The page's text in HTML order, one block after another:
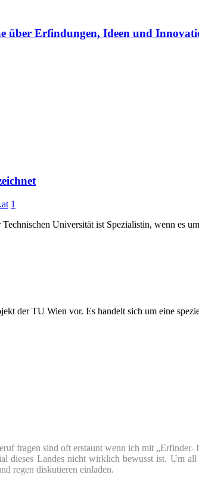
über Erfindungen, Ideen und
1
Universität ist Spezialistin, wenn es
der TU Wien vor. Es handelt sich um eine
fragen sind oft erstaunt wenn ich mit „Erfinder-
dieses Landes nicht wirklich bewusst ist. Um
regen diskutieren einladen.